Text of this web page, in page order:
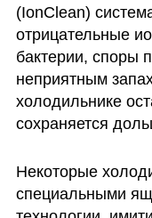
(IonClean)
отрицательные
бактерии, споры
неприятным
холодильнике
сохраняется
Некоторые
специальными